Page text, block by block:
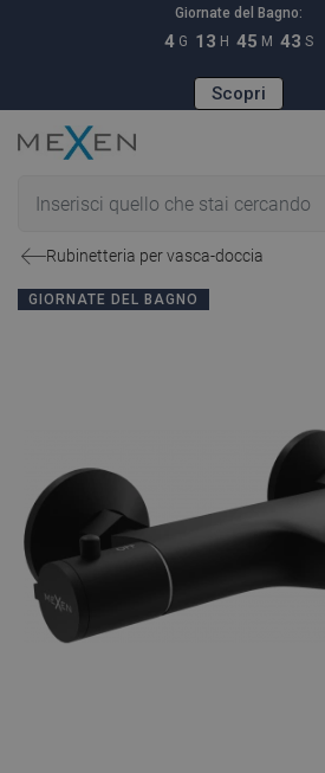
Giornate del Bagno:
4 G 13 H 45 M 42 S
Scopri
Rubinetteria per vasca-doccia
GIORNATE DEL BAGNO